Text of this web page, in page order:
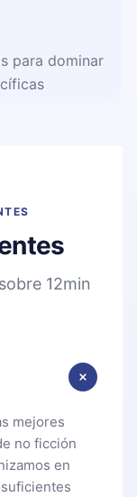
para dominar
12min
mejores
no ficción
en